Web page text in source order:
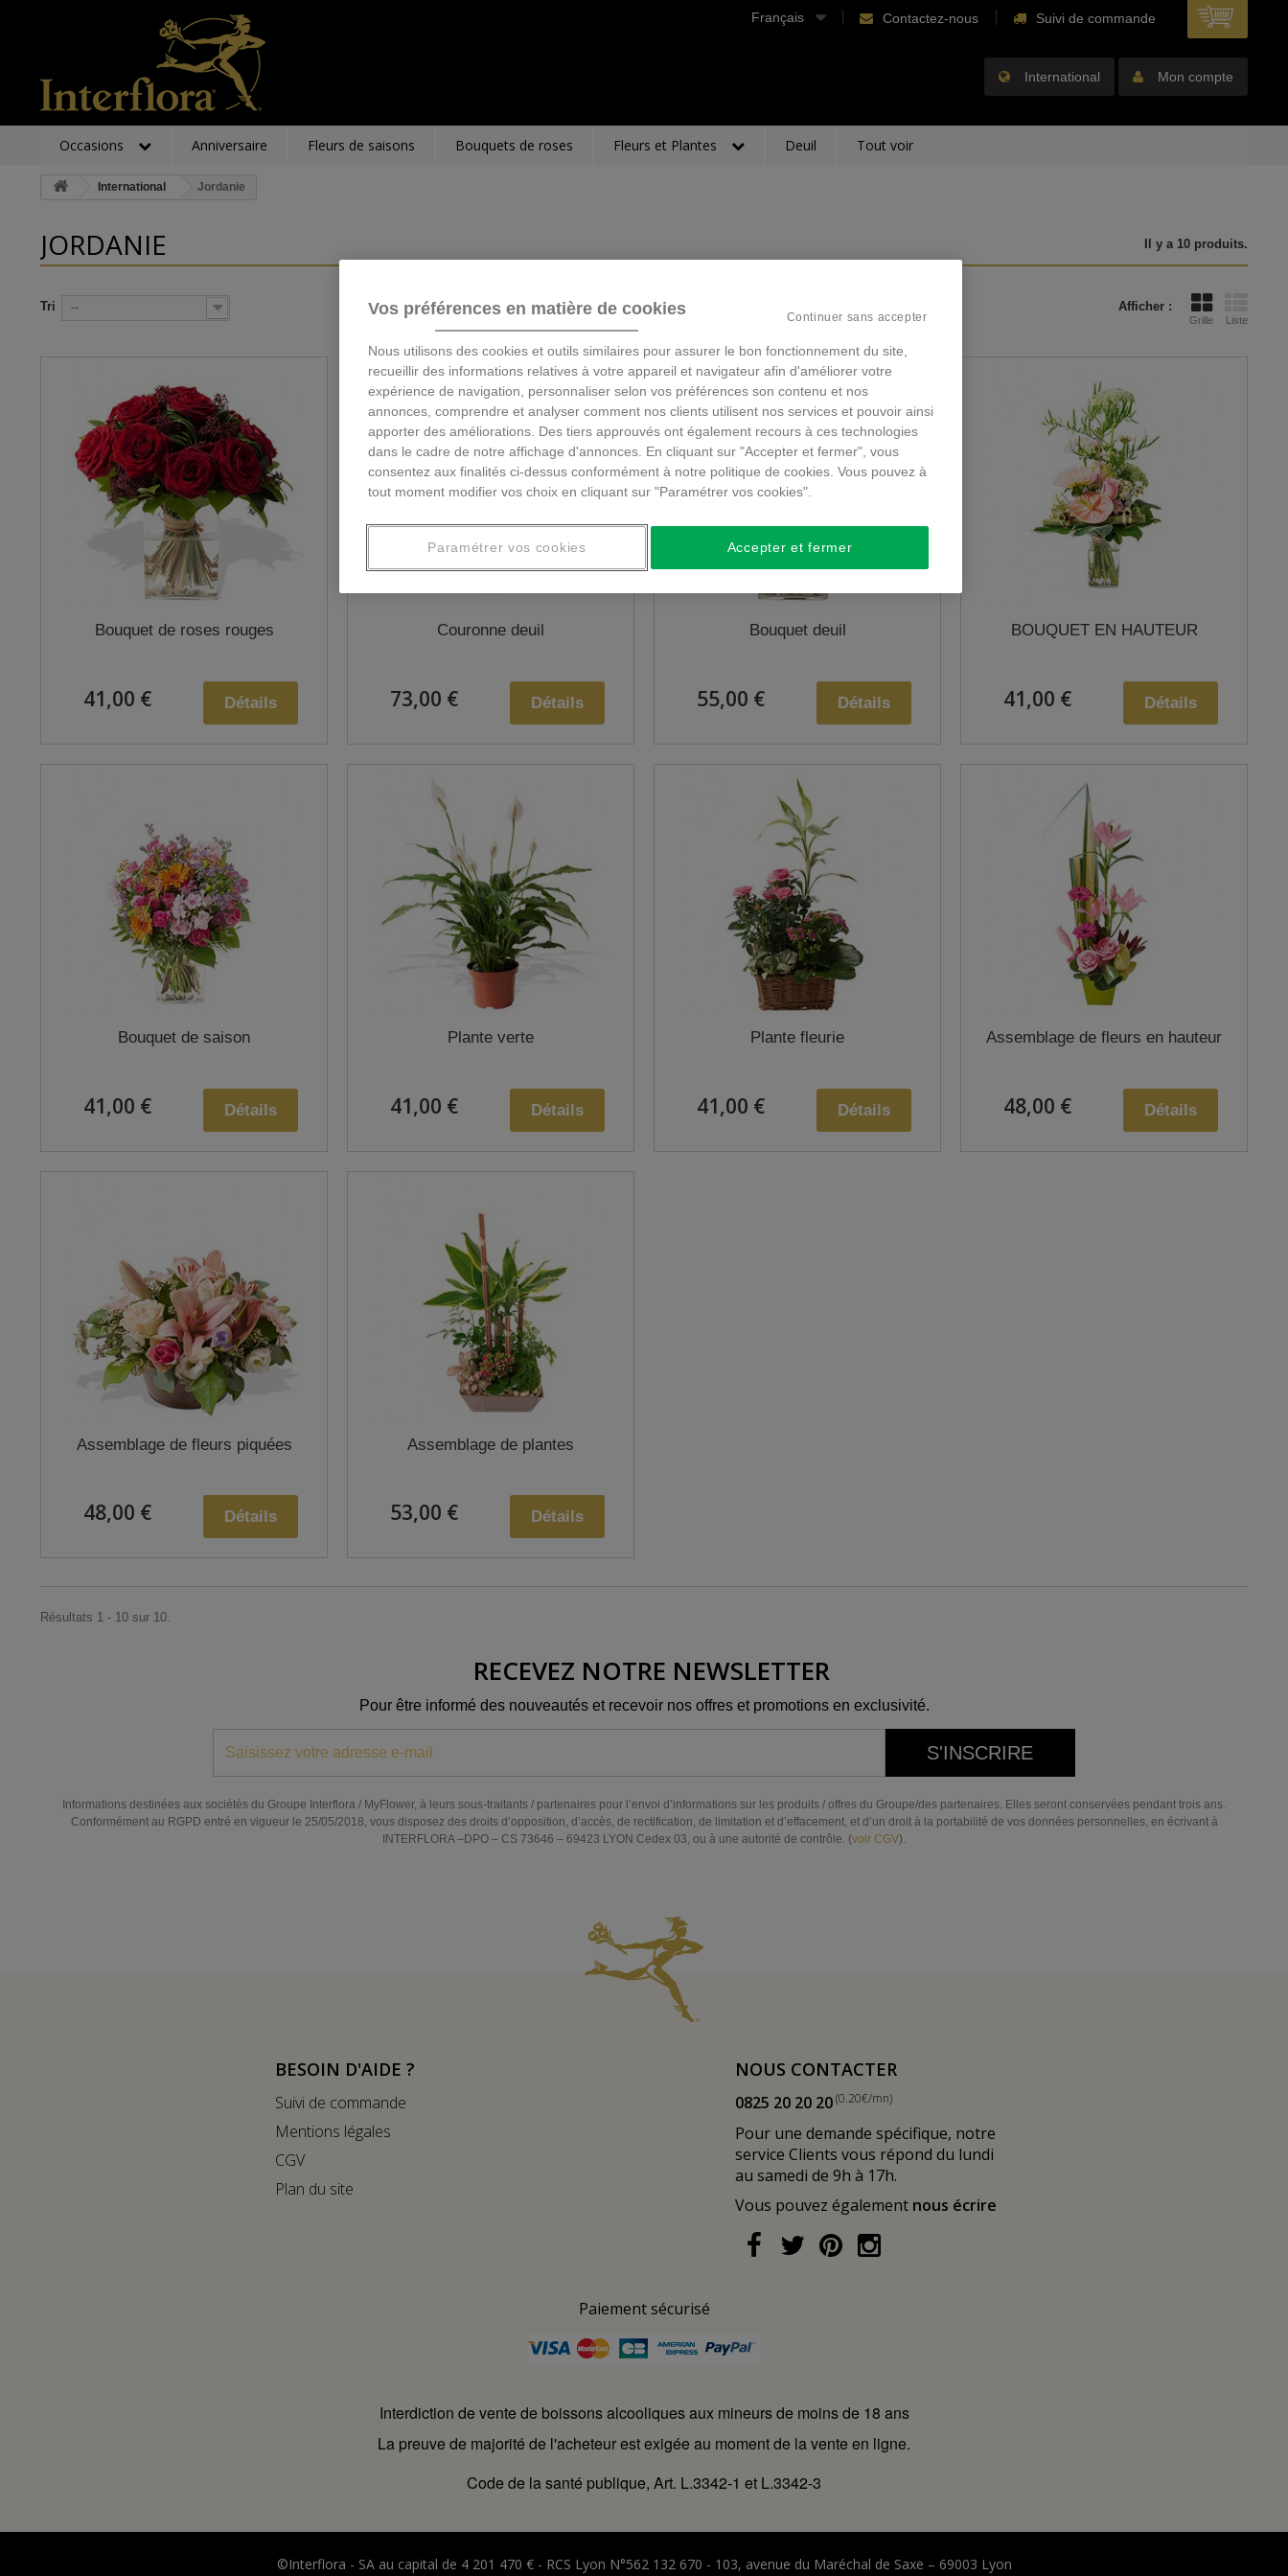
Français Contactez-nous Suivi de commande
International Mon compte
Occasions Anniversaire Fleurs de saisons Bouquets de roses Fleurs et Plantes Deuil Tout voir
International Jordanie
JORDANIE Il y a 10 produits.
Afficher :
Grille Liste
Tri --
Bouquet de roses rouges
41,00 € Détails
Couronne deuil
73,00 € Détails
Bouquet deuil
55,00 € Détails
BOUQUET EN HAUTEUR
41,00 € Détails
Bouquet de saison
41,00 € Détails
Plante verte
41,00 € Détails
Plante fleurie
41,00 € Détails
Assemblage de fleurs en hauteur
48,00 € Détails
Assemblage de fleurs piquées
48,00 € Détails
Assemblage de plantes
53,00 € Détails
Résultats 1 - 10 sur 10.
RECEVEZ NOTRE NEWSLETTER
Pour être informé des nouveautés et recevoir nos offres et promotions en exclusivité.
S'INSCRIRE
Informations destinées aux sociétés du Groupe Interflora / MyFlower, à leurs sous-traitants / partenaires pour l’envoi d’informations sur les produits / offres du Groupe/des partenaires. Elles seront conservées pendant trois ans.
Conformément au RGPD entré en vigueur le 25/05/2018, vous disposez des droits d’opposition, d’accès, de rectification, de limitation et d’effacement, et d’un droit à la portabilité de vos données personnelles, en écrivant à
INTERFLORA –DPO – CS 73646 – 69423 LYON Cedex 03, ou à une autorité de contrôle. (voir CGV).
BESOIN D'AIDE ?
Suivi de commande
Mentions légales
CGV
Plan du site
NOUS CONTACTER
0825 20 20 20(0.20€/mn)
Pour une demande spécifique, notre
service Clients vous répond du lundi
au samedi de 9h à 17h.
Vous pouvez également nous écrire
Paiement sécurisé
Interdiction de vente de boissons alcooliques aux mineurs de moins de 18 ans
La preuve de majorité de l'acheteur est exigée au moment de la vente en ligne.
Code de la santé publique, Art. L.3342-1 et L.3342-3
©Interflora - SA au capital de 4 201 470 € - RCS Lyon N°562 132 670 - 103, avenue du Maréchal de Saxe – 69003 Lyon
Vos préférences en matière de cookies
Nous utilisons des cookies et outils similaires pour assurer le bon fonctionnement du site,
recueillir des informations relatives à votre appareil et navigateur afin d'améliorer votre
expérience de navigation, personnaliser selon vos préférences son contenu et nos
annonces, comprendre et analyser comment nos clients utilisent nos services et pouvoir ainsi
apporter des améliorations. Des tiers approuvés ont également recours à ces technologies
dans le cadre de notre affichage d'annonces. En cliquant sur "Accepter et fermer", vous
consentez aux finalités ci-dessus conformément à notre politique de cookies. Vous pouvez à
tout moment modifier vos choix en cliquant sur "Paramétrer vos cookies".
Continuer sans accepter
Accepter et fermer
Paramétrer vos cookies